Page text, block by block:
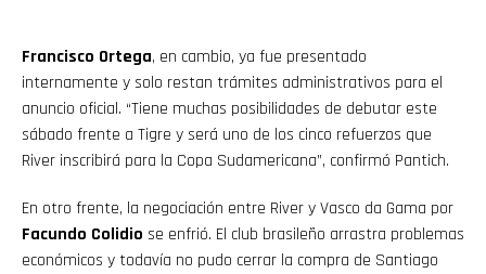
Francisco Ortega, en cambio, ya fue presentado
internamente y solo restan trámites administrativos para el
anuncio oficial. “Tiene muchas posibilidades de debutar este
sábado frente a Tigre y será uno de los cinco refuerzos que
River inscribirá para la Copa Sudamericana”, confirmó Pantich.
En otro frente, la negociación entre River y Vasco da Gama por
Facundo Colidio se enfrió. El club brasileño arrastra problemas
económicos y todavía no pudo cerrar la compra de Santiago